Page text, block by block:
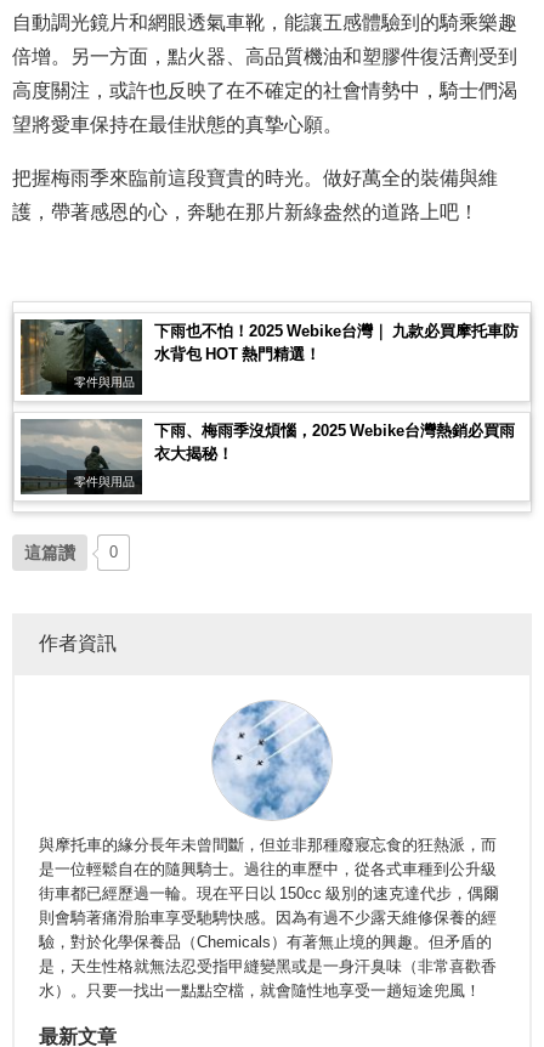
自動調光鏡片和網眼透氣車靴，能讓五感體驗到的騎乘樂趣
倍增。另一方面，點火器、高品質機油和塑膠件復活劑受到
高度關注，或許也反映了在不確定的社會情勢中，騎士們渴
望將愛車保持在最佳狀態的真摯心願。
把握梅雨季來臨前這段寶貴的時光。做好萬全的裝備與維
護，帶著感恩的心，奔馳在那片新綠盎然的道路上吧！
零件與用品
下雨也不怕！2025 Webike台灣｜ 九款必買摩托車防
水背包 HOT 熱門精選！
零件與用品
下雨、梅雨季沒煩惱，2025 Webike台灣熱銷必買雨
衣大揭秘！
這篇讚 0
作者資訊
與摩托車的緣分長年未曾間斷，但並非那種廢寢忘食的狂熱派，而
是一位輕鬆自在的隨興騎士。過往的車歷中，從各式車種到公升級
街車都已經歷過一輪。現在平日以 150cc 級別的速克達代步，偶爾
則會騎著痛滑胎車享受馳騁快感。因為有過不少露天維修保養的經
驗，對於化學保養品（Chemicals）有著無止境的興趣。但矛盾的
是，天生性格就無法忍受指甲縫變黑或是一身汗臭味（非常喜歡香
水）。只要一找出一點點空檔，就會隨性地享受一趟短途兜風！
最新文章